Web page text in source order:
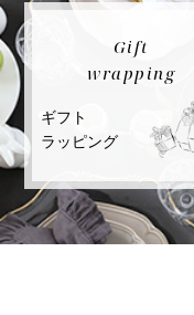
Gift
wrapping
ギフト
ラッピング